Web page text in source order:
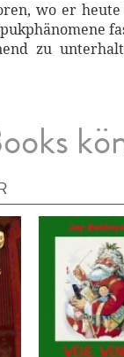
wo er
zu